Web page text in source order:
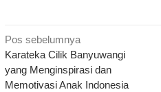
Navigasi
pos
Pos sebelumnya
Karateka Cilik Banyuwangi
yang Menginspirasi dan
Memotivasi Anak Indonesia